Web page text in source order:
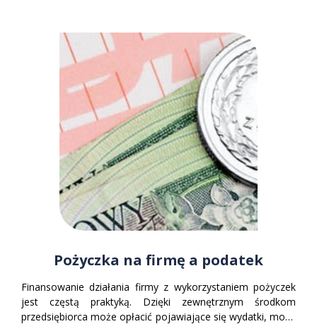
Pożyczka na firmę a podatek
Finansowanie działania firmy z wykorzystaniem pożyczek
jest częstą praktyką. Dzięki zewnętrznym środkom
przedsiębiorca może opłacić pojawiające się wydatki, może